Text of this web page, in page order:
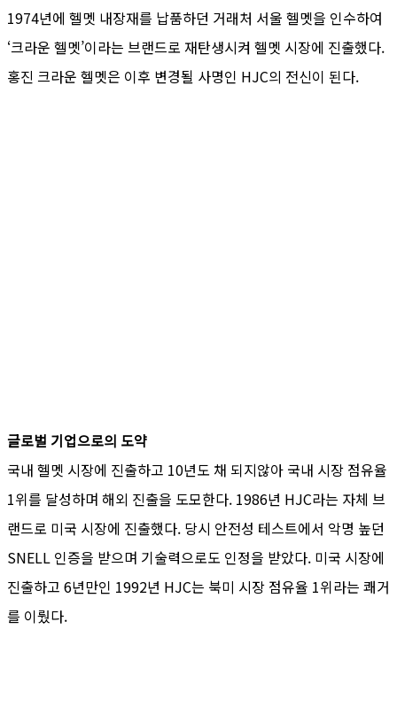
1974년에 헬멧 내장재를 납품하던 거래처 서울 헬멧을 인수하여
‘크라운 헬멧’이라는 브랜드로 재탄생시켜 헬멧 시장에 진출했다.
홍진 크라운 헬멧은 이후 변경될 사명인 HJC의 전신이 된다.
글로벌 기업으로의 도약
국내 헬멧 시장에 진출하고 10년도 채 되지않아 국내 시장 점유율
1위를 달성하며 해외 진출을 도모한다. 1986년 HJC라는 자체 브
랜드로 미국 시장에 진출했다. 당시 안전성 테스트에서 악명 높던
SNELL 인증을 받으며 기술력으로도 인정을 받았다. 미국 시장에
진출하고 6년만인 1992년 HJC는 북미 시장 점유율 1위라는 쾌거
를 이뤘다.